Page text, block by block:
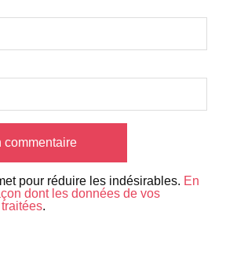
pour réduire les indésirables. En
dont les données de vos
.